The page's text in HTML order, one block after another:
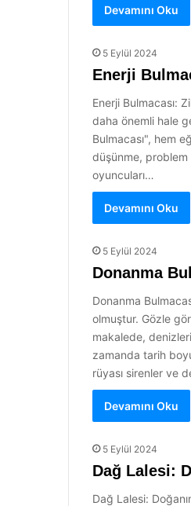
Devamını Oku
5 Eylül 2024
Enerji
Enerji Bulmacası:
daha önemli hale
Bulmacası", hem
düşünme, problem
oyuncuları…
Devamını Oku
5 Eylül 2024
Donanma
Donanma
olmuştur. Gözle
makalede,
zamanda tarih
rüyası sirenler ve
Devamını Oku
5 Eylül 2024
Dağ Lalesi:
Dağ Lalesi: